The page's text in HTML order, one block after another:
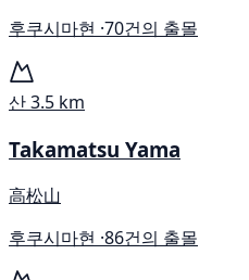
후쿠시마현 ·70건의 출몰
산3.5 km
Takamatsu Yama
高松山
후쿠시마현 ·86건의 출몰